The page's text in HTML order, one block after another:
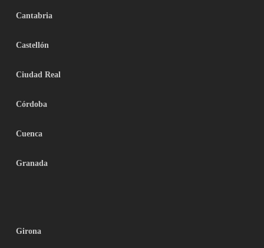
Cantabria
Castellón
Ciudad Real
Córdoba
Cuenca
Granada
Girona